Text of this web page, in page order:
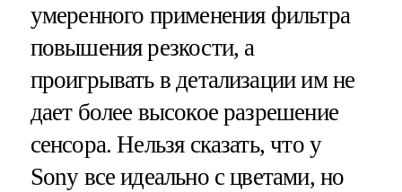
умеренного применения фильтра
повышения резкости, а
проигрывать в детализации им не
дает более высокое разрешение
сенсора. Нельзя сказать, что у
Sony все идеально с цветами, но